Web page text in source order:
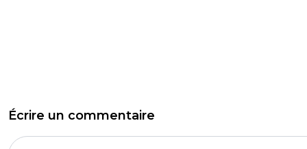
Écrire un commentaire